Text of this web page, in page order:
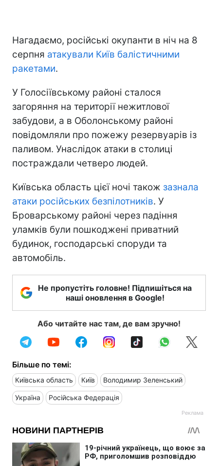
Нагадаємо, російські окупанти в ніч на 8
серпня атакували Київ балістичними
ракетами.
У Голосіївському районі сталося
загоряння на території нежитлової
забудови, а в Оболонському районі
повідомляли про пожежу резервуарів із
паливом. Унаслідок атаки в столиці
постраждали четверо людей.
Київська область цієї ночі також зазнала
атаки російських безпілотників. У
Броварському районі через падіння
уламків були пошкоджені приватний
будинок, господарські споруди та
автомобіль.
Не пропустіть головне! Підпишіться на
наші оновлення в Google!
Або читайте нас там, де вам зручно!
Більше по темі:
Київська область Київ Володимир Зеленський
Україна Російська Федерація